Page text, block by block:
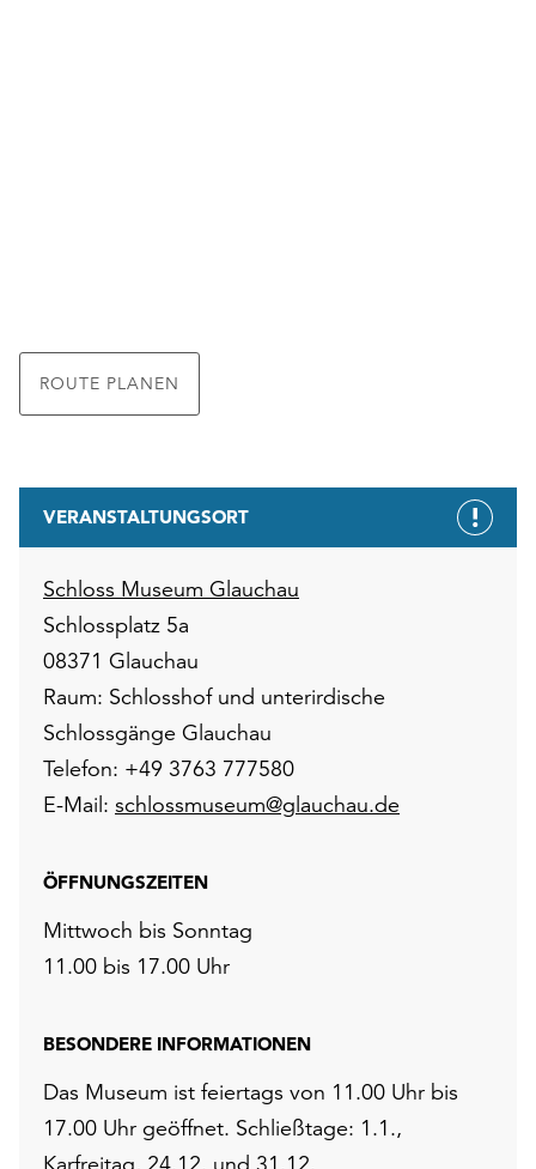
ROUTE PLANEN
VERANSTALTUNGSORT
Schloss Museum Glauchau
Schlossplatz 5a
08371 Glauchau
Raum: Schlosshof und unterirdische
Schlossgänge Glauchau
Telefon: +49 3763 777580
E-Mail: schlossmuseum@glauchau.de
ÖFFNUNGSZEITEN
Mittwoch bis Sonntag
11.00 bis 17.00 Uhr
BESONDERE INFORMATIONEN
Das Museum ist feiertags von 11.00 Uhr bis
17.00 Uhr geöffnet. Schließtage: 1.1.,